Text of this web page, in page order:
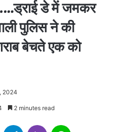
डे में जमकर
पुलिस ने की
बेचते एक को
2024
2 minutes read
WhatsAppTelegram Viber